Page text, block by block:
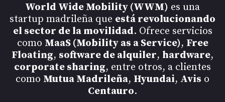
World Wide Mobility (WWM) es una
startup madrileña que está revolucionando
el sector de la movilidad. Ofrece servicios
como MaaS (Mobility as a Service), Free
Floating, software de alquiler, hardware,
corporate sharing, entre otros, a clientes
como Mutua Madrileña, Hyundai, Avis o
Centauro.